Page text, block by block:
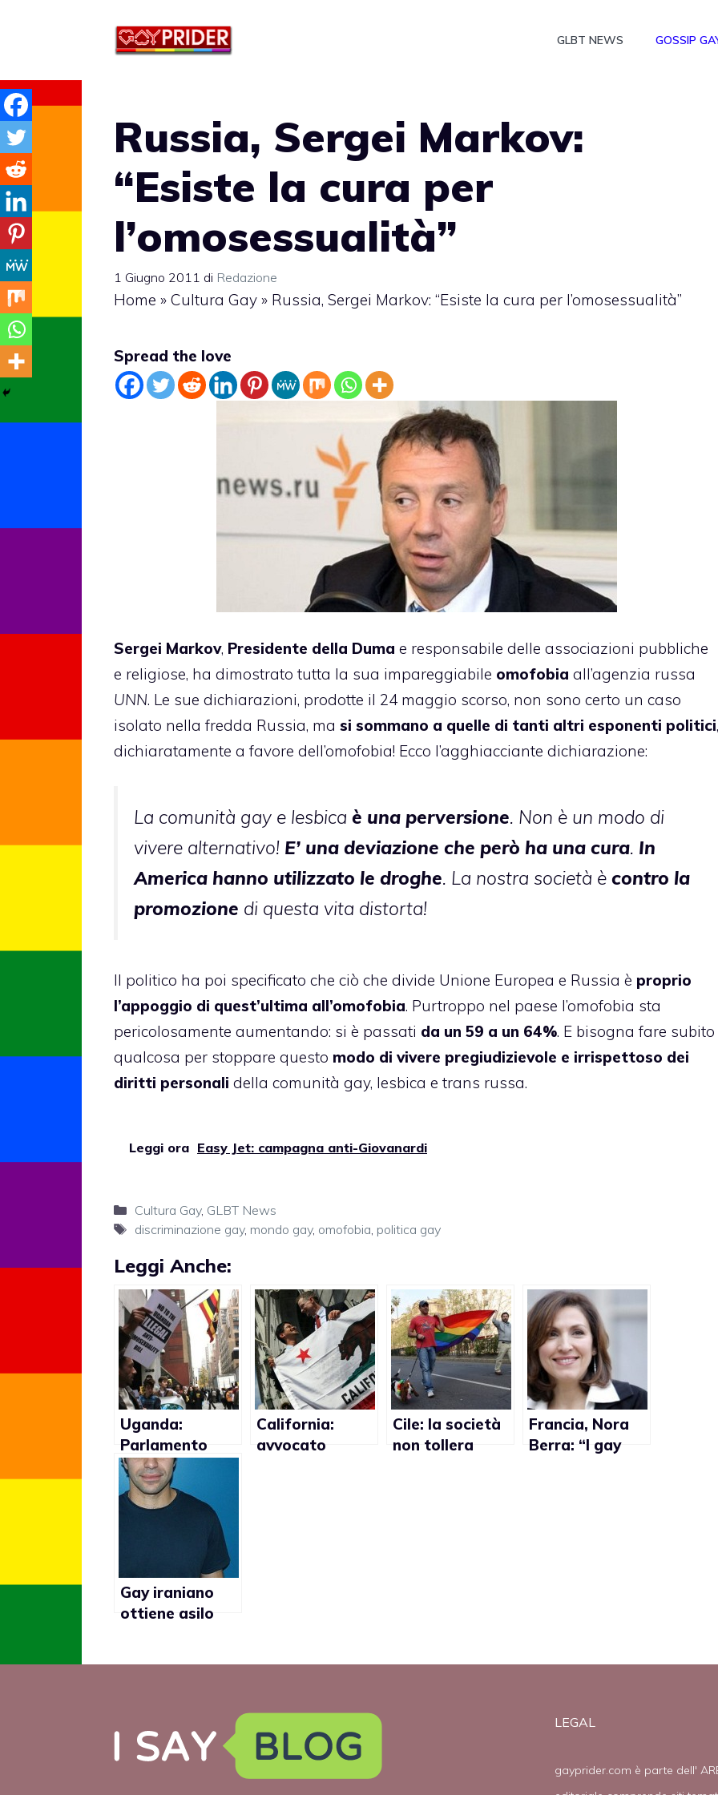
GLBT NEWS GOSSIP
Russia, Sergei Markov:
“Esiste la cura per
l’omosessualità”
1 Giugno 2011 di Redazione
Home » Cultura Gay » Russia, Sergei Markov: “Esiste la cura per l’omosessualità”
Spread the love
Sergei Markov, Presidente della Duma e responsabile delle associazioni pubbliche
e religiose, ha dimostrato tutta la sua impareggiabile omofobia all’agenzia russa
UNN. Le sue dichiarazioni, prodotte il 24 maggio scorso, non sono certo un caso
isolato nella fredda Russia, ma si sommano a quelle di tanti altri esponenti politici,
dichiaratamente a favore dell’omofobia! Ecco l’agghiacciante dichiarazione:
La comunità gay e lesbica è una perversione. Non è un modo di
vivere alternativo! E’ una deviazione che però ha una cura. In
America hanno utilizzato le droghe. La nostra società è contro la
promozione di questa vita distorta!
Il politico ha poi specificato che ciò che divide Unione Europea e Russia è proprio
l’appoggio di quest’ultima all’omofobia. Purtroppo nel paese l’omofobia sta
pericolosamente aumentando: si è passati da un 59 a un 64%. E bisogna fare subito
qualcosa per stoppare questo modo di vivere pregiudizievole e irrispettoso dei
diritti personali della comunità gay, lesbica e trans russa.
Leggi ora Easy Jet: campagna anti-Giovanardi
Categorie
Cultura Gay, GLBT News
Tag
discriminazione gay, mondo gay, omofobia, politica gay
Leggi Anche:
Uganda:
Parlamento
rimanda voto
su legge anti-
gay
California:
avvocato
Cile: la società
non tollera
Francia, Nora
Berra: “I gay
Gay iraniano
ottiene asilo
LEGAL
gayprider.com è parte dell'